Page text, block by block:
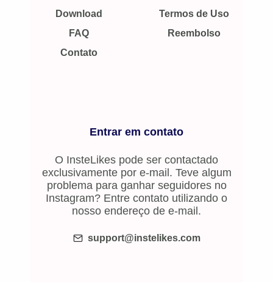
Download
FAQ
Contato
Termos de Uso
Reembolso
Entrar em contato
O InsteLikes pode ser contactado
exclusivamente por e-mail. Teve algum
problema para ganhar seguidores no
Instagram? Entre contato utilizando o
nosso endereço de e-mail.
support@instelikes.com